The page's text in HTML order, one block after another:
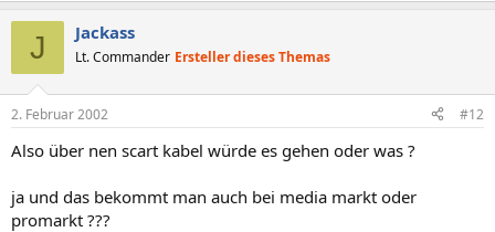
J Jackass
Lt. Commander Ersteller dieses Themas
2. Februar 2002 #12
Also über nen scart kabel würde es gehen oder was ?
ja und das bekommt man auch bei media markt oder
promarkt ???